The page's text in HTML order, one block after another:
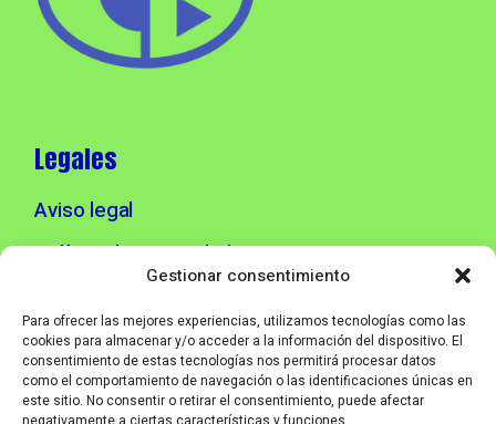
Gestionar consentimiento
Para ofrecer las mejores experiencias, utilizamos tecnologías como las
cookies para almacenar y/o acceder a la información del dispositivo. El
consentimiento de estas tecnologías nos permitirá procesar datos
como el comportamiento de navegación o las identificaciones únicas en
este sitio. No consentir o retirar el consentimiento, puede afectar
Legales
Aviso legal
Política de privacidad
Info contacto